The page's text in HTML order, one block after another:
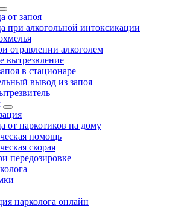
от запоя
при алкогольной интоксикации
отравлении алкоголем
вытрезвление
в стационаре
вывод из запоя
от наркотиков на дому
помощь
скорая
передозировке
нарколога онлайн